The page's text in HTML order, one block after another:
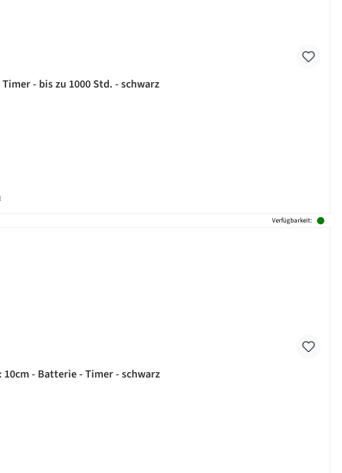
- bis zu 1000 Std. - schwarz
Verfügbarkeit:
10cm - Batterie - Timer - schwarz